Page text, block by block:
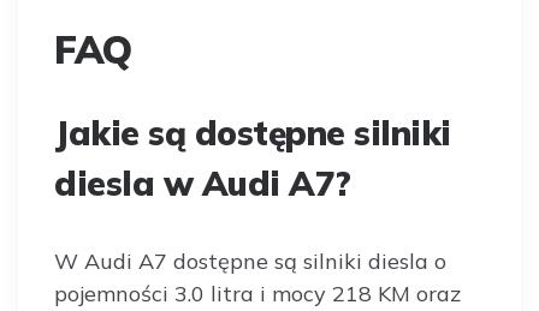
FAQ
Jakie są dostępne silniki
diesla w Audi A7?
W Audi A7 dostępne są silniki diesla o
pojemności 3.0 litra i mocy 218 KM oraz